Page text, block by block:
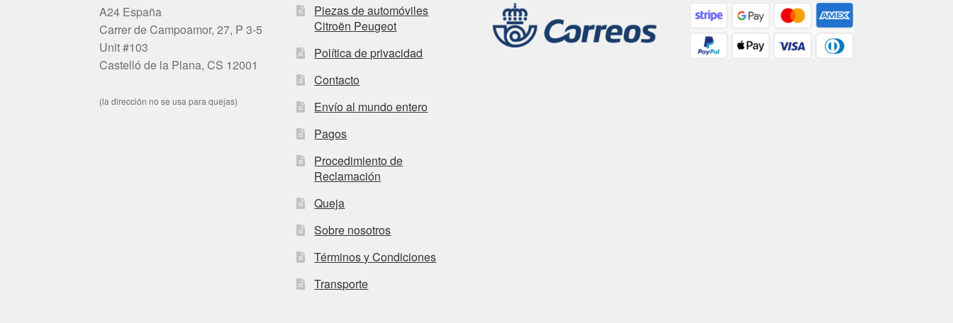
A24 España
Carrer de Campoamor, 27, P 3-5
Unit #103
Castelló de la Plana, CS 12001
(la dirección no se usa para quejas)
Piezas de automóviles
Citroën Peugeot
Política de privacidad
Contacto
Envío al mundo entero
Pagos
Procedimiento de
Reclamación
Queja
Sobre nosotros
Términos y Condiciones
Transporte